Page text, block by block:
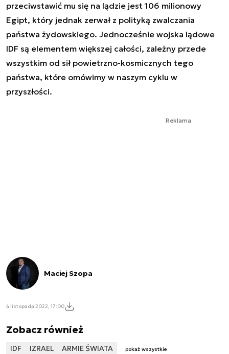
przeciwstawić mu się na lądzie jest 106 milionowy
Egipt, który jednak zerwał z polityką zwalczania
państwa żydowskiego. Jednocześnie wojska lądowe
IDF są elementem większej całości, zależny przede
wszystkim od sił powietrzno-kosmicznych tego
państwa, które omówimy w naszym cyklu w
przyszłości.
Reklama
Maciej Szopa
4 listopada 2022, 17:00
Zobacz również
IDF IZRAEL ARMIE ŚWIATA pokaż wszystkie